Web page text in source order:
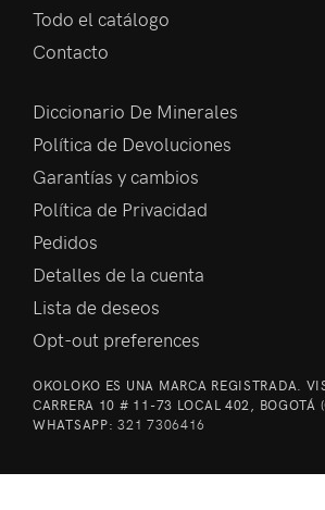
Todo el catálogo
Contacto
Diccionario De Minerales
Política de Devoluciones
Garantías y cambios
Política de Privacidad
Pedidos
Detalles de la cuenta
Lista de deseos
Opt-out preferences
OKOLOKO ES UNA MARCA REGISTRADA.
CARRERA 10 # 11-73 LOCAL 402, BOGOTÁ
WHATSAPP:321 7306416